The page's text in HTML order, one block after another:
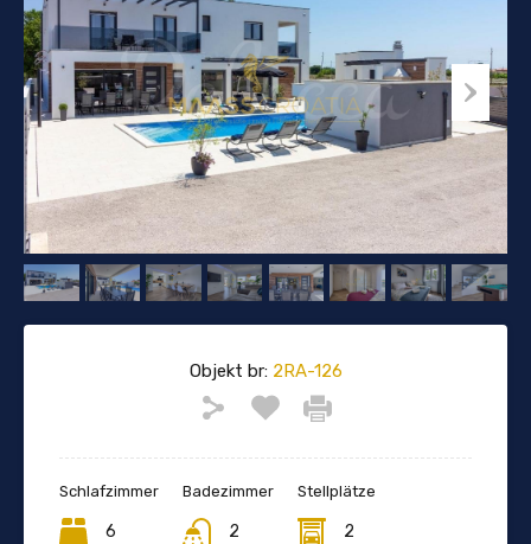
Objekt br:2RA-126
Schlafzimmer
6
Badezimmer
2
Stellplätze
2